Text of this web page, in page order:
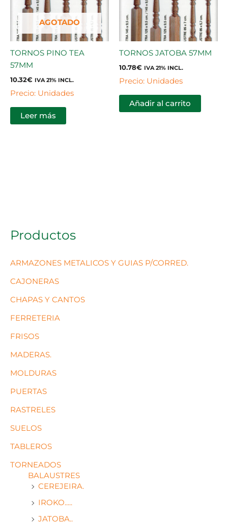
Productos
ARMAZONES METALICOS Y GUIAS P/CORRED.
CAJONERAS
CHAPAS Y CANTOS
FERRETERIA
FRISOS
MADERAS.
MOLDURAS
PUERTAS
RASTRELES
SUELOS
TABLEROS
TORNEADOS
BALAUSTRES
CEREJEIRA.
IROKO.....
JATOBA..
AGOTADO
TORNOS PINO TEA
57MM
10.32€ IVA 21% INCL.
Precio: Unidades
Leer más
TORNOS JATOBA 57MM
10.78€ IVA 21% INCL.
Precio: Unidades
Añadir al carrito